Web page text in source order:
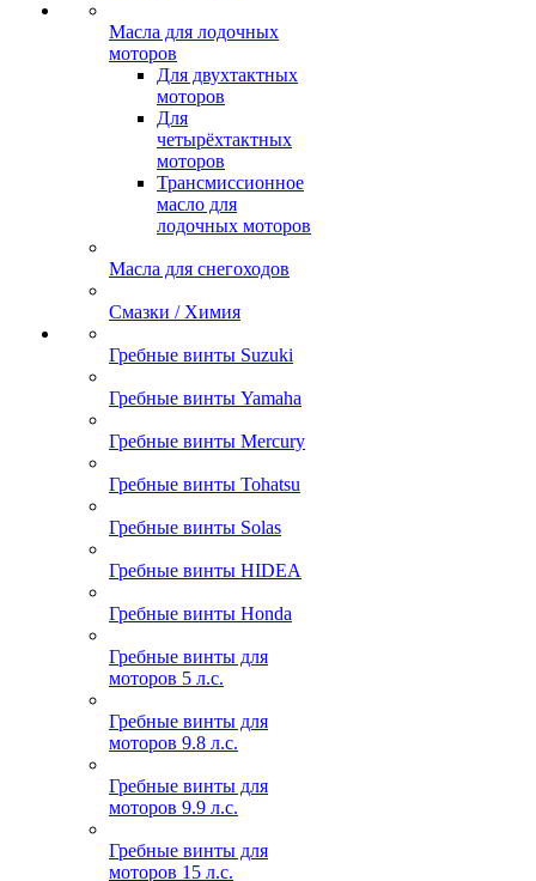
Масла для лодочных
моторов
Для двухтактных
моторов
Для
четырёхтактных
моторов
Трансмиссионное
масло для
лодочных моторов
Масла для снегоходов
Смазки / Химия
Гребные винты Suzuki
Гребные винты Yamaha
Гребные винты Mercury
Гребные винты Tohatsu
Гребные винты Solas
Гребные винты HIDEA
Гребные винты Honda
Гребные винты для
моторов 5 л.с.
Гребные винты для
моторов 9.8 л.с.
Гребные винты для
моторов 9.9 л.с.
Гребные винты для
моторов 15 л.с.